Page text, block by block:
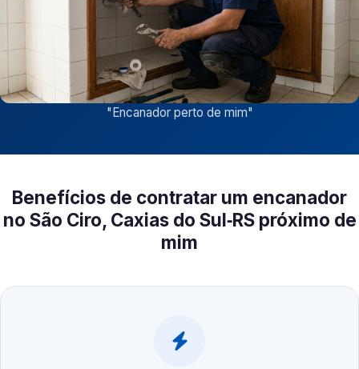
"Encanador perto de mim"
Benefícios de contratar um encanador
no São Ciro, Caxias do Sul‑RS próximo de
mim